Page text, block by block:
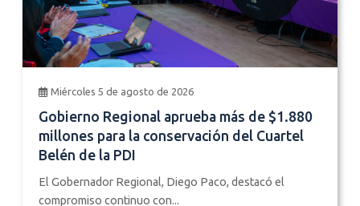
Miércoles 5 de agosto de 2026
Gobierno Regional aprueba más de $1.880
millones para la conservación del Cuartel
Belén de la PDI
El Gobernador Regional, Diego Paco, destacó el
compromiso continuo con...